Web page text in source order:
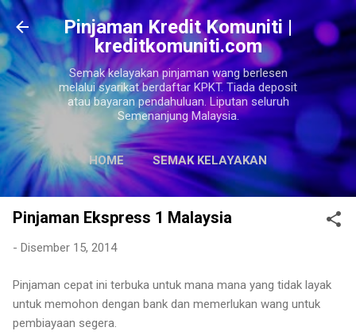
Langkau ke kandungan utama
Pinjaman Kredit Komuniti |
kreditkomuniti.com
Semak kelayakan pinjaman wang berlesen
melalui syarikat berdaftar KPKT. Tiada deposit
atau bayaran pendahuluan. Liputan seluruh
Semenanjung Malaysia.
HOME SEMAK KELAYAKAN
LAGI… SITEMAPS
Pinjaman Ekspress 1 Malaysia
- Disember 15, 2014
Pinjaman cepat ini terbuka untuk mana mana yang tidak layak
untuk memohon dengan bank dan memerlukan wang untuk
pembiayaan segera.